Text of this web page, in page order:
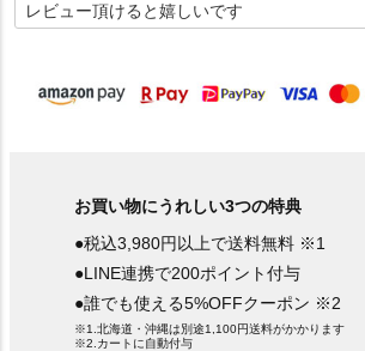
必
須
お買い物にうれしい3つの特典
●税込3,980円以上で送料無料 ※1
●LINE連携で200ポイント付与
●誰でも使える5%OFFクーポン ※2
※1.北海道・沖縄は別途1,100円送料がかかります
※2.カートに自動付与